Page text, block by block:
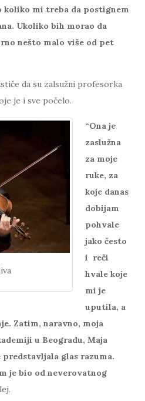
koliko mi treba da postignem
Ukoliko bih morao da
nešto malo više od pet
da su zalsužni profesorka
je i sve počelo.
“Ona je
zaslužna
za moje
ruke, za
koje danas
dobijam
pohvale
jako često
i reči
hvale koje
mi je
uputila, a
Zatim, naravno, moja
u Beogradu, Maja
predstavljala glas razuma.
je bio od neverovatnog